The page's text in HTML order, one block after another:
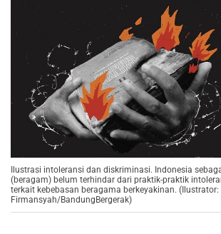
Ilustrasi intoleransi dan diskriminasi. Indonesia
(beragam) belum terhindar dari praktik-praktik
terkait kebebasan beragama berkeyakinan. (Ilustrator:
Firmansyah/BandungBergerak)